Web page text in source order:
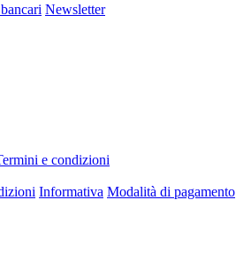
Newsletter
e condizioni
Informativa Modalità di pagamento